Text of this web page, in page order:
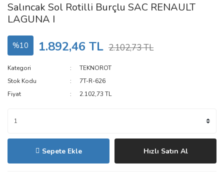
Salıncak Sol Rotilli Burçlu SAC RENAULT
LAGUNA I
%10 1.892,46 TL 2.102,73 TL
Kategori
TEKNOROT
Stok Kodu
7T-R-626
Fiyat
2.102,73 TL
Sepete Ekle Hızlı Satın Al